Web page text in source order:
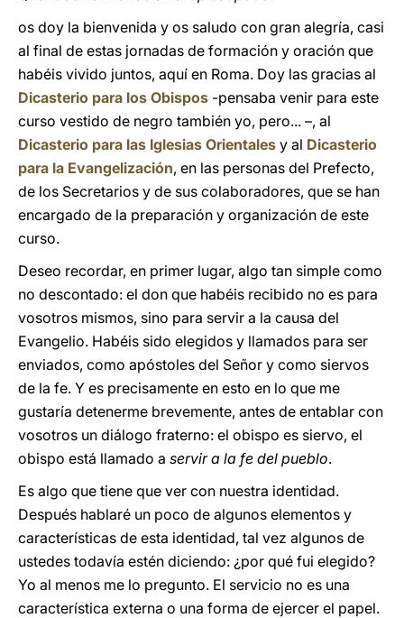
os doy la bienvenida y os saludo con gran alegría, casi
al final de estas jornadas de formación y oración que
habéis vivido juntos, aquí en Roma. Doy las gracias al
Dicasterio para los Obispos -pensaba venir para este
curso vestido de negro también yo, pero... –, al
Dicasterio para las Iglesias Orientales y al Dicasterio
para la Evangelización, en las personas del Prefecto,
de los Secretarios y de sus colaboradores, que se han
encargado de la preparación y organización de este
curso.
Deseo recordar, en primer lugar, algo tan simple como
no descontado: el don que habéis recibido no es para
vosotros mismos, sino para servir a la causa del
Evangelio. Habéis sido elegidos y llamados para ser
enviados, como apóstoles del Señor y como siervos
de la fe. Y es precisamente en esto en lo que me
gustaría detenerme brevemente, antes de entablar con
vosotros un diálogo fraterno: el obispo es siervo, el
obispo está llamado a servir a la fe del pueblo.
Es algo que tiene que ver con nuestra identidad.
Después hablaré un poco de algunos elementos y
características de esta identidad, tal vez algunos de
ustedes todavía estén diciendo: ¿por qué fui elegido?
Yo al menos me lo pregunto. El servicio no es una
característica externa o una forma de ejercer el papel.